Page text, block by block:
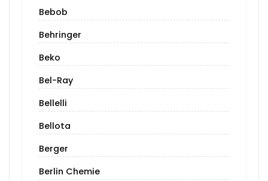
Bebob
Behringer
Beko
Bel-Ray
Bellelli
Bellota
Berger
Berlin Chemie